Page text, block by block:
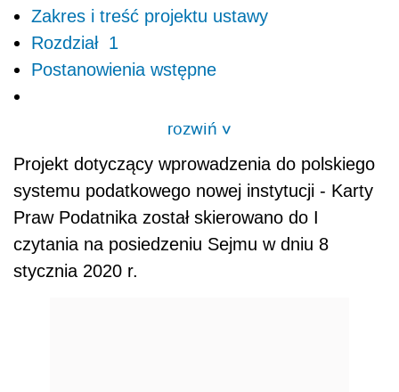
Zakres i treść projektu ustawy
Rozdział 1
Postanowienia wstępne
rozwiń>
Projekt dotyczący wprowadzenia do polskiego
systemu podatkowego nowej instytucji - Karty
Praw Podatnika został skierowano do I
czytania na posiedzeniu Sejmu w dniu 8
stycznia 2020 r.